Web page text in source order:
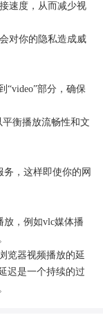
速度，从而减少视
对你的隐私造成威
“video”部分，确保
衡播放流畅性和文
，这样即使你的网
放，例如vlc媒体播
览器视频播放的延
迟是一个持续的过